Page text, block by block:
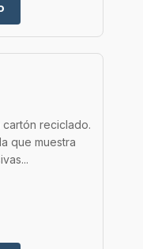
reciclado.
que muestra